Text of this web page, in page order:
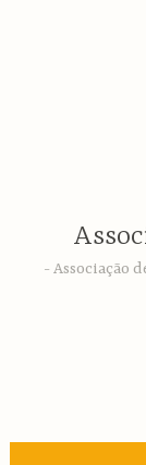
Associação